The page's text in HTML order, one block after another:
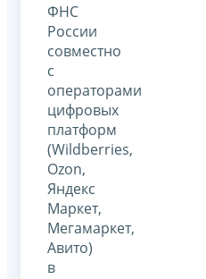
ФНС
России
совместно
с
операторами
цифровых
платформ
(Wildberries,
Оzon,
Яндекс
Маркет,
Мегамаркет,
Авито)
в